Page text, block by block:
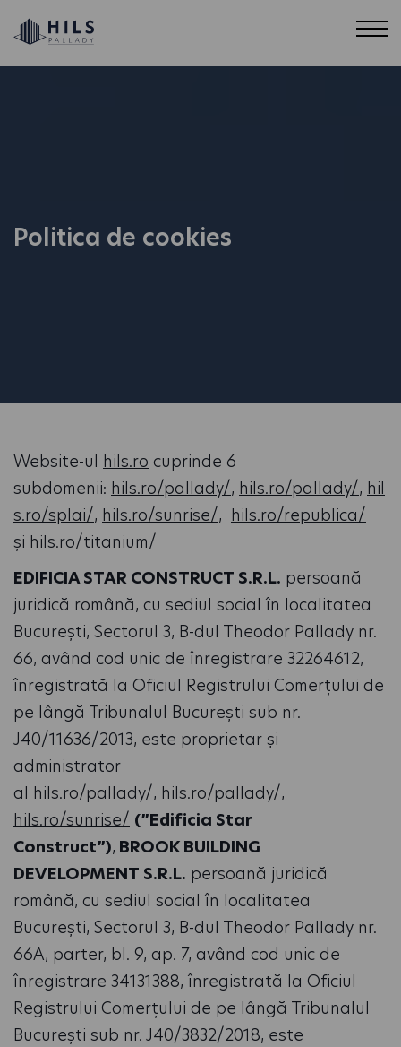
Politica de cookies
Website-ul hils.ro cuprinde 6
subdomenii: hils.ro/pallady/, hils.ro/pallady/, hil
s.ro/splai/, hils.ro/sunrise/, hils.ro/republica/
și hils.ro/titanium/
EDIFICIA STAR CONSTRUCT S.R.L. persoană
juridică română, cu sediul social în localitatea
București, Sectorul 3, B-dul Theodor Pallady nr.
66, având cod unic de înregistrare 32264612,
înregistrată la Oficiul Registrului Comerțului de
pe lângă Tribunalul București sub nr.
J40/11636/2013, este proprietar şi
administrator
al hils.ro/pallady/, hils.ro/pallady/,
hils.ro/sunrise/ (”Edificia Star
Construct”), BROOK BUILDING
DEVELOPMENT S.R.L. persoană juridică
română, cu sediul social în localitatea
București, Sectorul 3, B-dul Theodor Pallady nr.
66A, parter, bl. 9, ap. 7, având cod unic de
înregistrare 34131388, înregistrată la Oficiul
Registrului Comerțului de pe lângă Tribunalul
București sub nr. J40/3832/2018, este